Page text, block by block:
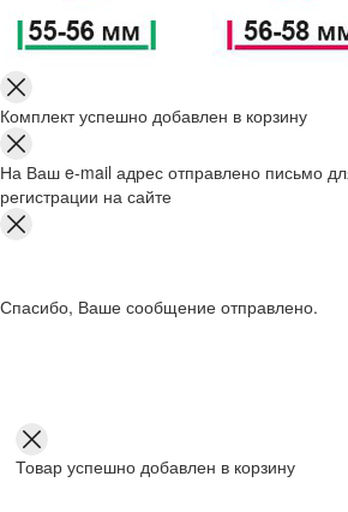
Комплект успешно добавлен в корзину
На Ваш e-mail адрес отправлено письмо
регистрации на сайте
Спасибо, Ваше сообщение отправлено.
Товар успешно добавлен в корзину